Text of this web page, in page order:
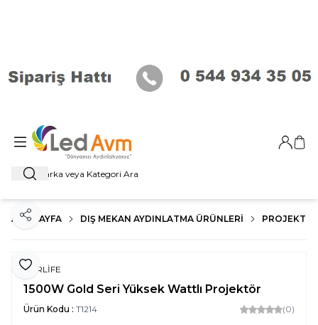
Ara
Giriş
ANA SAYFA DIŞ MEKAN AYDINLATMA ÜRÜNLERI
Favoriye Ekle
Paylaş
FORLİFE
1500W Gold Seri Yüksek Wattlı Projektör
Ürün Kodu : T1214 (0)